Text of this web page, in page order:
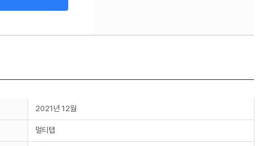
2021년 12월
멀티탭